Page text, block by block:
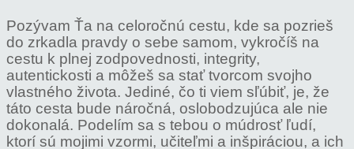
Pozývam Ťa na celoročnú cestu, kde sa pozrieš
do zrkadla pravdy o sebe samom, vykročíš na
cestu k plnej zodpovednosti, integrity,
autentickosti a môžeš sa stať tvorcom svojho
vlastného života. Jediné, čo ti viem sľúbiť, je, že
táto cesta bude náročná, oslobodzujúca ale nie
dokonalá. Podelím sa s tebou o múdrosť ľudí,
ktorí sú mojimi vzormi, učiteľmi a inšpiráciou, a ich